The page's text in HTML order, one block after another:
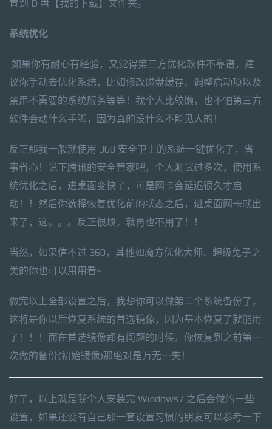
置到 D 盘【我的下载】文件夹。
系统优化
如果你有耐心有经验，又觉得第三方优化软件不靠谱，建
议你手动去优化系统，比如修改磁盘缓存、调整启动项以及
禁用不需要的系统服务等等！我个人比较懒，也不怕第三方
软件会动什么手脚，因为真的没什么不能见人的！
反正那我一般就使用 360 安全卫士的系统一键优化了，省
事省心！说下腾讯的安全管家吧，个人测试过多次，使用系
统优化之后，进桌面变快了，可是网卡会延迟很久才启
动！！然后你选择恢复优化前的状态之后，进桌面网卡就出
来了，这。。。反正很烦，就再也不用了！！
当然，如果信不过 360，其他如魔方优化大师、超级兔子之
类的你也可以用用看~
做完以上全部设置之后，我想你可以做第二个系统备份了，
这将是你以后恢复系统的首选镜像，因为基本恢复了就能用
了！！！而在首选镜像都有问题的时候，你恢复到之前第一
次做的备份(初始镜像)那绝对是万无一失！
好了，以上就是我个人安装完 Windows7 之后会做的一些
设置，如果还没有自己那一套设置习惯的朋友可以参考一下